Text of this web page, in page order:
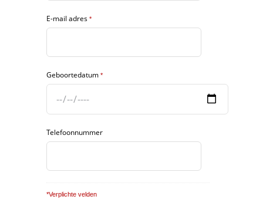
E-mail adres *
Geboortedatum *
Telefoonnummer
*Verplichte velden